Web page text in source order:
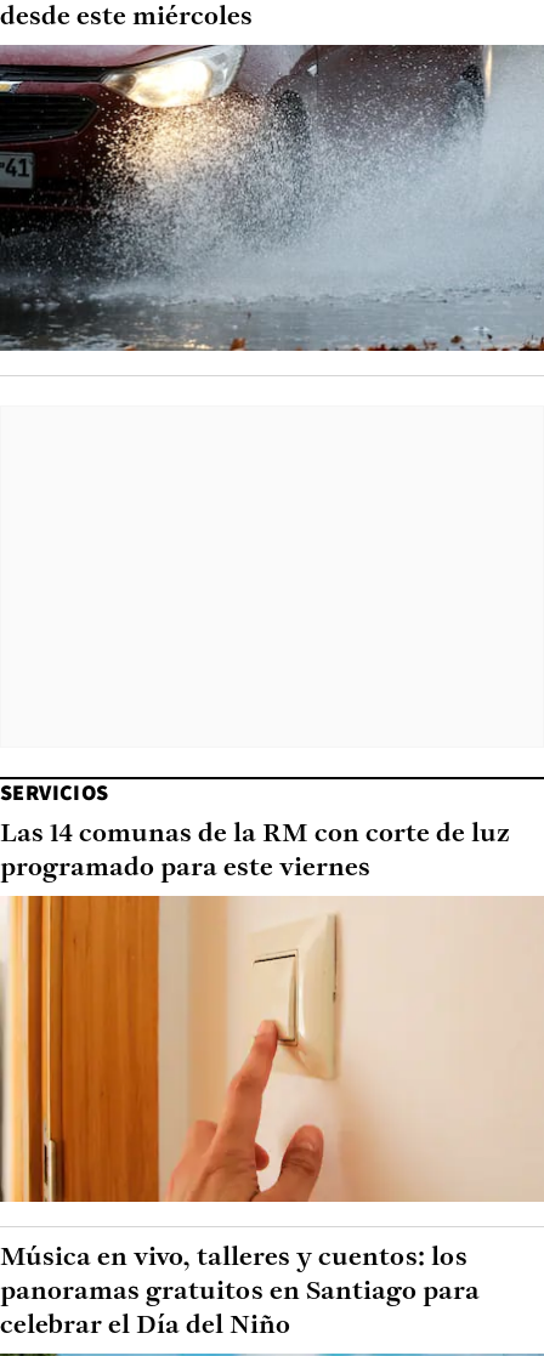
desde este miércoles
SERVICIOS
Las 14 comunas de la RM con corte de luz
programado para este viernes
Música en vivo, talleres y cuentos: los
panoramas gratuitos en Santiago para
celebrar el Día del Niño